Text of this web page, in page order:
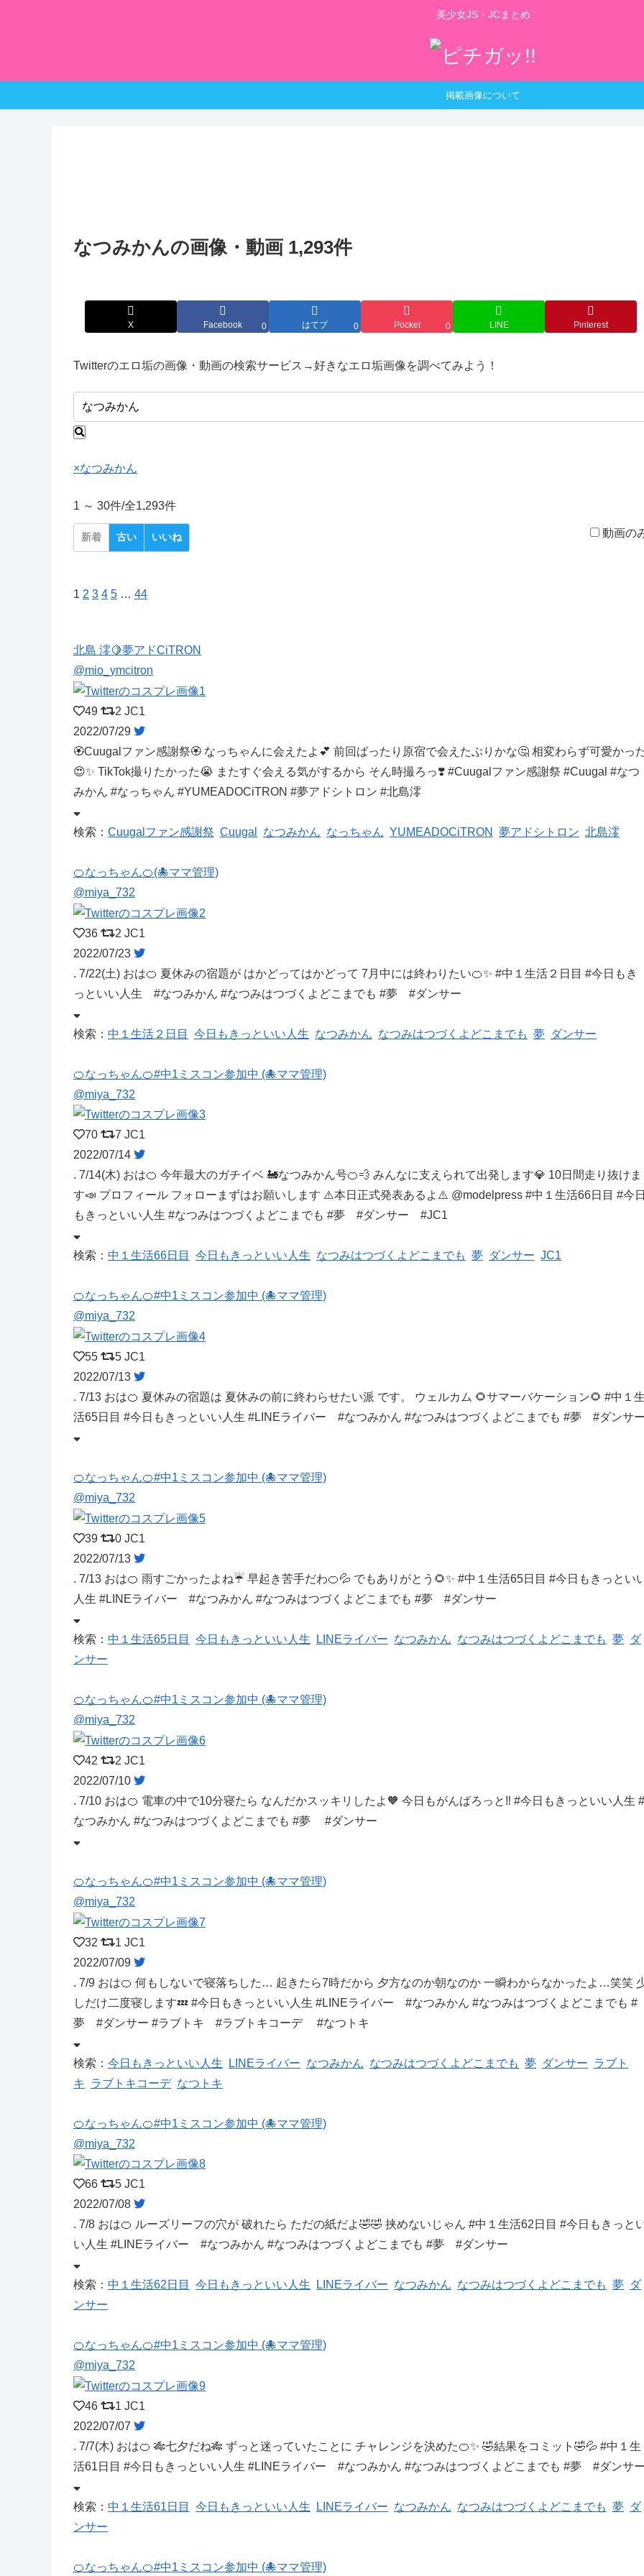
美少女JS・JCまとめ
掲載画像について
なつみかんの画像・動画 1,293件
X Facebook 0 はてブ 0 Pocket 0 LINE Pinterest
Twitterのエロ垢の画像・動画の検索サービス→好きなエロ垢画像を調べてみよう！
×なつみかん
1 ～ 30件/全1,293件
新着 古い いいね 動画の
1 2 3 4 5 … 44
北島 澪🍋夢アドCiTRON
@mio_ymcitron
49 2 JC1
2022/07/29
🏵Cuugalファン感謝祭🏵 なっちゃんに会えたよ💕 前回ばったり原宿で会えたぶりかな🤔 相変わらず可愛かっ
😍✨ TikTok撮りたかった😭 またすぐ会える気がするから そん時撮ろっ❣️ #Cuugalファン感謝祭 #Cuugal #なつ
みかん #なっちゃん #YUMEADOCiTRON #夢アドシトロン #北島澪
検索： Cuugalファン感謝祭 Cuugal なつみかん なっちゃん YUMEADOCiTRON 夢アドシトロン 北島澪
🍊なっちゃん🍊(🐙ママ管理)
@miya_732
36 2 JC1
2022/07/23
. 7/22(土) おは🍊 夏休みの宿題が はかどってはかどって 7月中には終わりたい🍊✨ #中１生活２日目 #今日もき
っといい人生 #なつみかん #なつみはつづくよどこまでも #夢 #ダンサー
検索： 中１生活２日目 今日もきっといい人生 なつみかん なつみはつづくよどこまでも 夢 ダンサー
🍊なっちゃん🍊#中1ミスコン参加中 (🐙ママ管理)
@miya_732
70 7 JC1
2022/07/14
. 7/14(木) おは🍊 今年最大のガチイベ 🚂なつみかん号🍊💨 みんなに支えられて出発します💎 10日間走り抜けま
す📣 プロフィール フォローまずはお願いします ⚠️本日正式発表あるよ⚠️ @modelpress #中１生活66日目 #今
もきっといい人生 #なつみはつづくよどこまでも #夢 #ダンサー #JC1
検索： 中１生活66日目 今日もきっといい人生 なつみはつづくよどこまでも 夢 ダンサー JC1
🍊なっちゃん🍊#中1ミスコン参加中 (🐙ママ管理)
@miya_732
55 5 JC1
2022/07/13
. 7/13 おは🍊 夏休みの宿題は 夏休みの前に終わらせたい派 です。 ウ ェルカム 🌻サマーバケーション🌻 #中１
活65日目 #今日もきっといい人生 #LINEライバー #なつみかん #なつみはつづくよどこまでも #夢 #ダンサ
🍊なっちゃん🍊#中1ミスコン参加中 (🐙ママ管理)
@miya_732
39 0 JC1
2022/07/13
. 7/13 おは🍊 雨すごかったよね☔️ 早起き苦手だわ🍊💦 でもありがと う🌻✨ #中１生活65日目 #今日もきっとい
人生 #LINEライバー #なつみかん #なつみはつづくよどこまでも #夢 #ダンサー
検索： 中１生活65日目 今日もきっといい人生 LINEライバー なつみかん なつみはつづくよどこまでも 夢 ダ
ンサー
🍊なっちゃん🍊#中1ミスコン参加中 (🐙ママ管理)
@miya_732
42 2 JC1
2022/07/10
. 7/10 おは🍊 電車の中で10分寝たら なんだかスッキリしたよ🧡 今日 もがんばろっと‼️ #今日もきっといい人生 #
なつみかん #なつみはつづくよどこまでも #夢 #ダンサー
🍊なっちゃん🍊#中1ミスコン参加中 (🐙ママ管理)
@miya_732
32 1 JC1
2022/07/09
. 7/9 おは🍊 何もしないで寝落ちした… 起きたら7時だから 夕方なのか朝なのか 一瞬わからなかったよ…笑笑
しだけ二度寝します💤 #今日もきっといい人生 #LINEライバー #なつみかん #なつみはつづくよどこまでも #
夢 #ダンサー #ラブトキ #ラブトキコーデ #なつトキ
検索： 今日もきっといい人生 LINEライバー なつみかん なつみはつづくよどこまでも 夢 ダンサー ラブト
キ
ラブトキコーデ なつトキ
🍊なっちゃん🍊#中1ミスコン参加中 (🐙ママ管理)
@miya_732
66 5 JC1
2022/07/08
. 7/8 おは🍊 ルーズリーフの穴が 破れたら ただの紙だよ🤣🤣 挟めない じゃん #中１生活62日目 #今日もきっと
い人生 #LINEライバー #なつみかん #なつみはつづくよどこまでも #夢 #ダンサー
検索： 中１生活62日目 今日もきっといい人生 LINEライバー なつみかん なつみはつづくよどこまでも 夢 ダ
ンサー
🍊なっちゃん🍊#中1ミスコン参加中 (🐙ママ管理)
@miya_732
46 1 JC1
2022/07/07
. 7/7(木) おは🍊 🎋七夕だね🎋 ずっと迷っていたことに チャレンジを決めた🍊✨ 🤣結果をコミット🤣💦 #中１生
活61日目 #今日もきっといい人生 #LINEライバー #なつみかん #なつみはつづくよどこまでも #夢 #ダンサ
検索： 中１生活61日目 今日もきっといい人生 LINEライバー なつみかん なつみはつづくよどこまでも 夢 ダ
ンサー
🍊なっちゃん🍊#中1ミスコン参加中 (🐙ママ管理)